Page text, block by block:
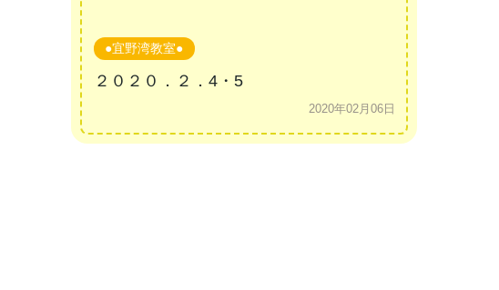
●宜野湾教室●
２０２０．２．4・5
2020年02月06日